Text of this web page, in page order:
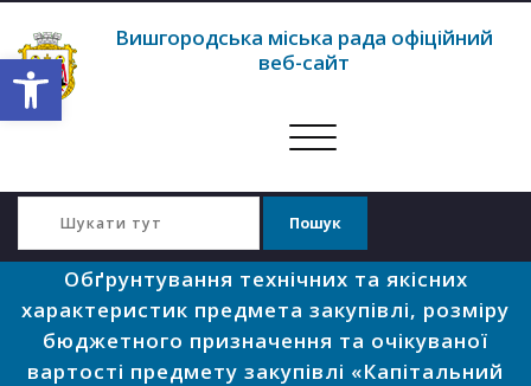
Відкрити Панель інструментів
Вишгородська міська рада офіційний
веб-сайт
Перемкнути
Обґрунтування технічних та якісних
характеристик предмета закупівлі, розміру
бюджетного призначення та очікуваної
вартості предмету закупівлі «Капітальний